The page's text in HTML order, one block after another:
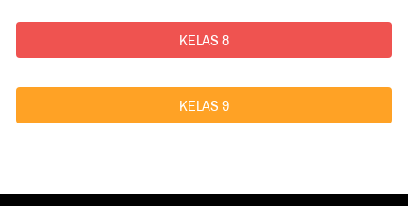
`KELAS 8
`KELAS 9